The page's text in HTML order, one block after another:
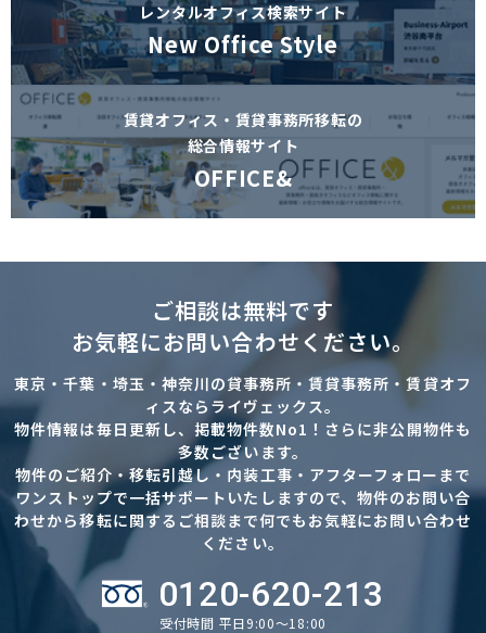
レンタルオフィス検索サイト
New Office Style
賃貸オフィス・賃貸事務所移転の
総合情報サイト
OFFICE&
ご相談は無料です
お気軽にお問い合わせください。
東京・千葉・埼玉・神奈川の貸事務所・賃貸事務所・賃貸オフ
ィスならライヴェックス。
物件情報は毎日更新し、掲載物件数No1！さらに非公開物件も
多数ございます。
物件のご紹介・移転引越し・内装工事・アフターフォローまで
ワンストップで一括サポートいたしますので、物件のお問い合
わせから移転に関するご相談まで何でもお気軽にお問い合わせ
ください。
0120-620-213
受付時間 平日9:00～18:00